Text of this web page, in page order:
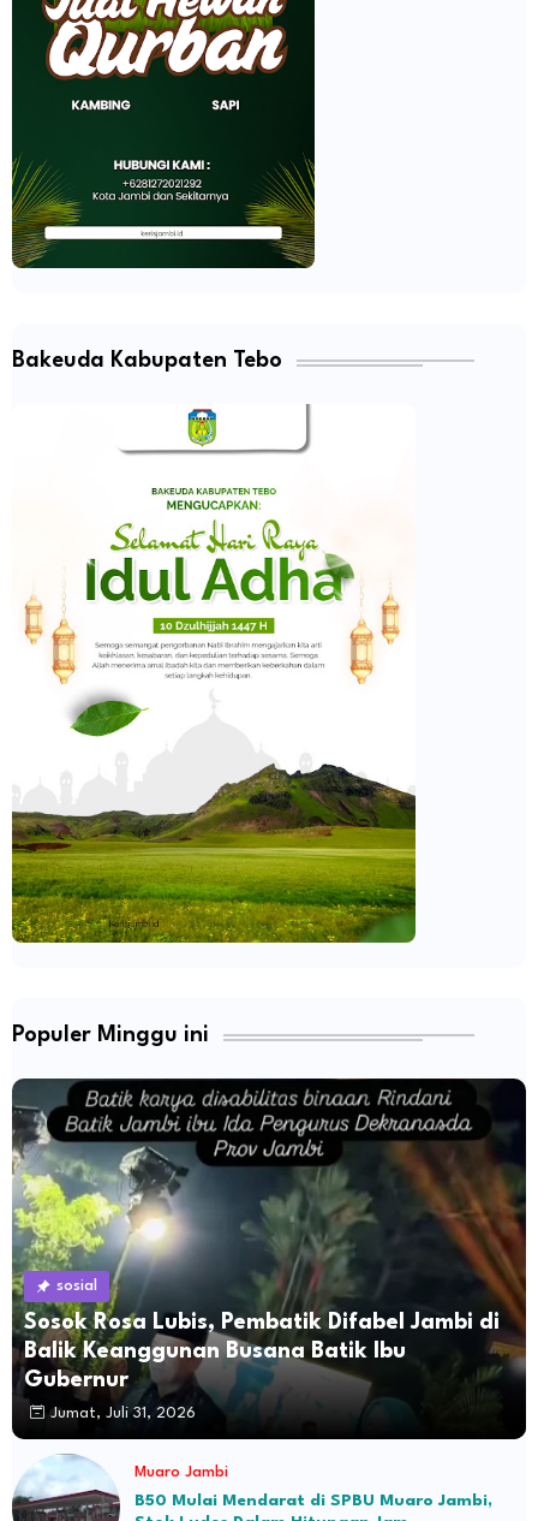
Bakeuda Kabupaten Tebo
Populer Minggu ini
sosial
Sosok Rosa Lubis, Pembatik Difabel Jambi di
Balik Keanggunan Busana Batik Ibu
Gubernur
Jumat, Juli 31, 2026
Muaro Jambi
B50 Mulai Mendarat di SPBU Muaro Jambi,